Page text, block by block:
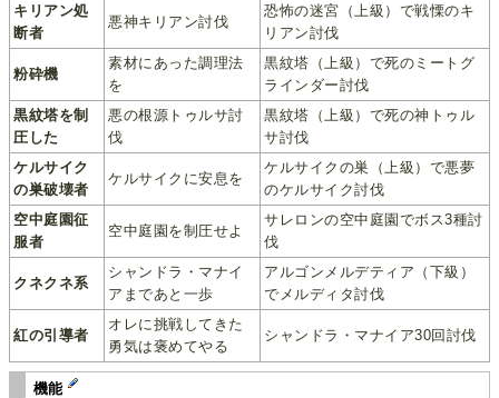
キリアン処
断者
悪神キリアン討伐
恐怖の迷宮（上級）で戦慄のキ
リアン討伐
粉砕機
素材にあった調理法
を
黒紋塔（上級）で死のミートグ
ラインダー討伐
黒紋塔を制
圧した
悪の根源トゥルサ討
伐
黒紋塔（上級）で死の神トゥル
サ討伐
ケルサイク
の巣破壊者
ケルサイクに安息を
ケルサイクの巣（上級）で悪夢
のケルサイク討伐
空中庭園征
服者
空中庭園を制圧せよ
サレロンの空中庭園でボス3種討
伐
クネクネ系
シャンドラ・マナイ
アまであと一歩
アルゴンメルデティア（下級）
でメルディタ討伐
紅の引導者
オレに挑戦してきた
勇気は褒めてやる
シャンドラ・マナイア30回討伐
機能